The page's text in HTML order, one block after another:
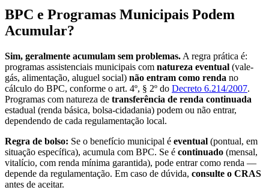
BPC e Programas Municipais Podem
Acumular?
Sim, geralmente acumulam sem problemas. A regra prática é:
programas assistenciais municipais com natureza eventual (vale-
gás, alimentação, aluguel social) não entram como renda no
cálculo do BPC, conforme o art. 4º, § 2º do Decreto 6.214/2007.
Programas com natureza de transferência de renda continuada
estadual (renda básica, bolsa-cidadania) podem ou não entrar,
dependendo de cada regulamentação local.
Regra de bolso: Se o benefício municipal é eventual (pontual, em
situação específica), acumula com BPC. Se é continuado (mensal,
vitalício, com renda mínima garantida), pode entrar como renda —
depende da regulamentação. Em caso de dúvida, consulte o CRAS
antes de aceitar.